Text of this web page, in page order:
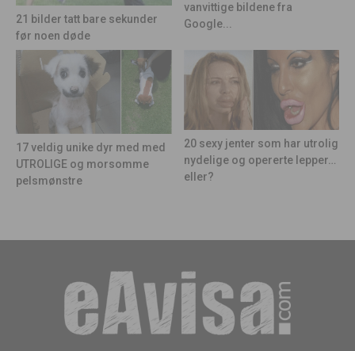
21 bilder tatt bare sekunder
før noen døde
vanvittige bildene fra
Google...
17 veldig unike dyr med med
UTROLIGE og morsomme
pelsmønstre
20 sexy jenter som har utrolig
nydelige og opererte lepper…
eller?